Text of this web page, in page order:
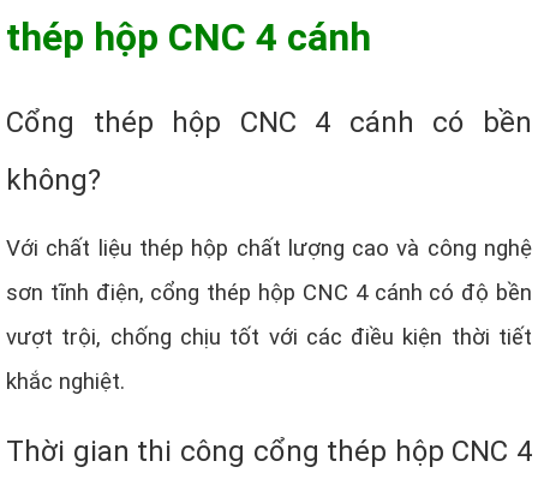
thép hộp CNC 4 cánh
Cổng thép hộp CNC 4 cánh có bền
không?
Với chất liệu thép hộp chất lượng cao và công nghệ
sơn tĩnh điện, cổng thép hộp CNC 4 cánh có độ bền
vượt trội, chống chịu tốt với các điều kiện thời tiết
khắc nghiệt.
Thời gian thi công cổng thép hộp CNC 4